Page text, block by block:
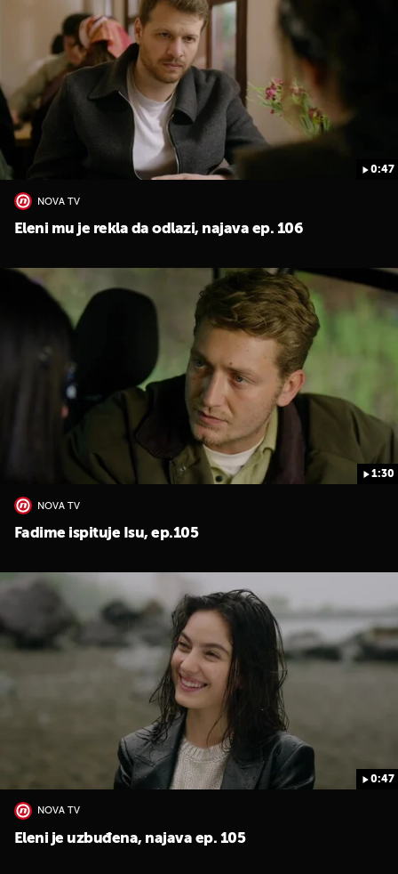
0:47
NOVA TV
Eleni mu je rekla da odlazi, najava ep. 106
1:30
NOVA TV
Fadime ispituje Isu, ep.105
0:47
NOVA TV
Eleni je uzbuđena, najava ep. 105